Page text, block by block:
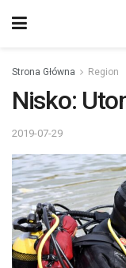
Strona Główna Region
Nisko:
2019-07-29